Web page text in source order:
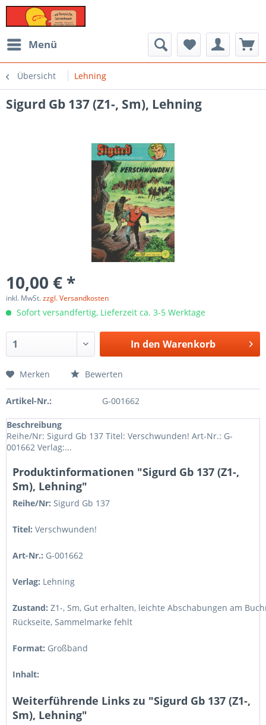
Menü
Übersicht Lehning
Sigurd Gb 137 (Z1-, Sm), Lehning
10,00 € *
inkl. MwSt.zzgl. Versandkosten
Sofort versandfertig, Lieferzeit ca. 3-5 Werktage
In den Warenkorb
Merken Bewerten
Artikel-Nr.: G-001662
Beschreibung
Reihe/Nr: Sigurd Gb 137 Titel: Verschwunden! Art-Nr.: G-
001662 Verlag:...
Produktinformationen "Sigurd Gb 137 (Z1-,
Sm), Lehning"
Reihe/Nr: Sigurd Gb 137
Titel: Verschwunden!
Art-Nr.: G-001662
Verlag: Lehning
Zustand: Z1-, Sm, Gut erhalten, leichte Abschabungen am
Rückseite, Sammelmarke fehlt
Format: Großband
Inhalt:
Weiterführende Links zu "Sigurd Gb 137 (Z1-,
Sm), Lehning"